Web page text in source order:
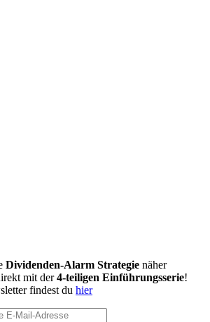
Dividenden-Alarm Strategie näher
mit der4-teiligen Einführungsserie!
findest du hier